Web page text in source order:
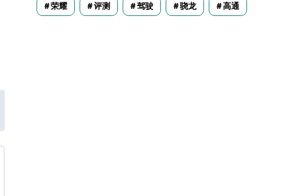
荣耀 评测 驾驶 骁龙 高通